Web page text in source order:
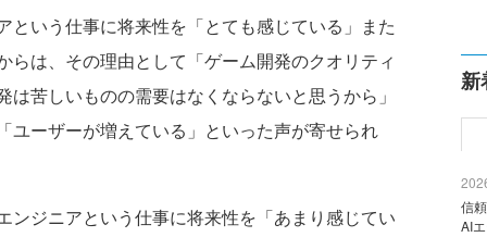
いう仕事に将来性を「とても感じている」また
は、その理由として「ゲーム開発のクオリティ
苦しいものの需要はなくならないと思うから」
ユーザーが増えている」といった声が寄せられ
ジニアという仕事に将来性を「あまり感じてい
新
信
AI